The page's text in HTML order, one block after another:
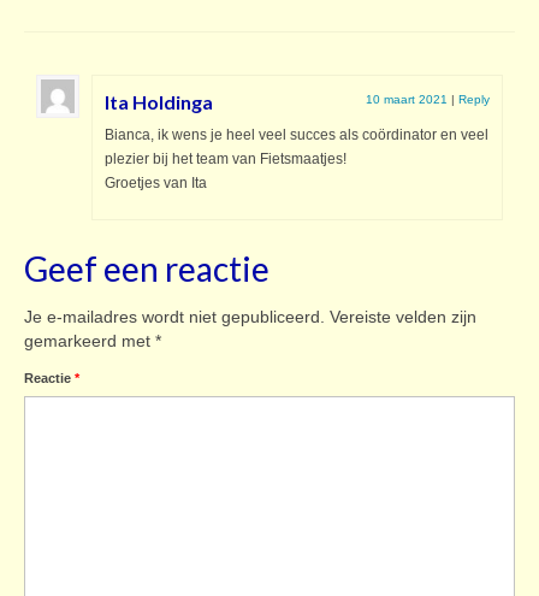
Ita Holdinga 10 maart 2021 | Reply
Bianca, ik wens je heel veel succes als coördinator en veel
plezier bij het team van Fietsmaatjes!
Groetjes van Ita
Geef een reactie
Je e-mailadres wordt niet gepubliceerd. Vereiste velden zijn
gemarkeerd met *
Reactie *